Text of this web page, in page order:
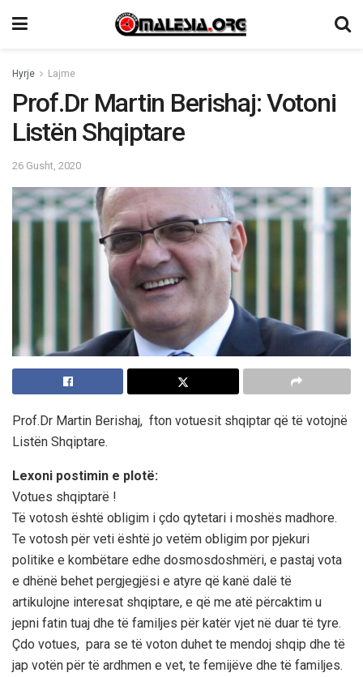
Hyrje Lajme
Prof.Dr Martin Berishaj: Votoni
Listën Shqiptare
26 Gusht, 2020
Prof.Dr Martin Berishaj, fton votuesit shqiptar që të votojnë
Listën Shqiptare.
Lexoni postimin e plotë:
Votues shqiptarë !
Të votosh është obligim i çdo qytetari i moshës madhore.
Te votosh për veti është jo vetëm obligim por pjekuri
politike e kombëtare edhe dosmosdoshmëri, e pastaj vota
e dhënë behet pergjegjësi e atyre që kanë dalë të
artikulojne interesat shqiptare, e që me atë përcaktim u
jepni fatin tuaj dhe të familjes për katër vjet në duar të tyre.
Çdo votues, para se të voton duhet te mendoj shqip dhe të
jap votën për të ardhmen e vet, te femijëve dhe të familjes.